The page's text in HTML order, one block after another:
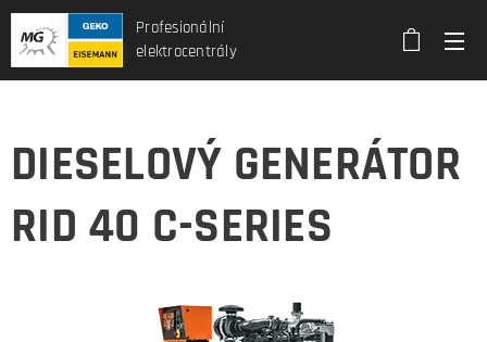
Profesionální
elektrocentrály
DIESELOVÝ GENERÁTOR
RID 40 C-SERIES